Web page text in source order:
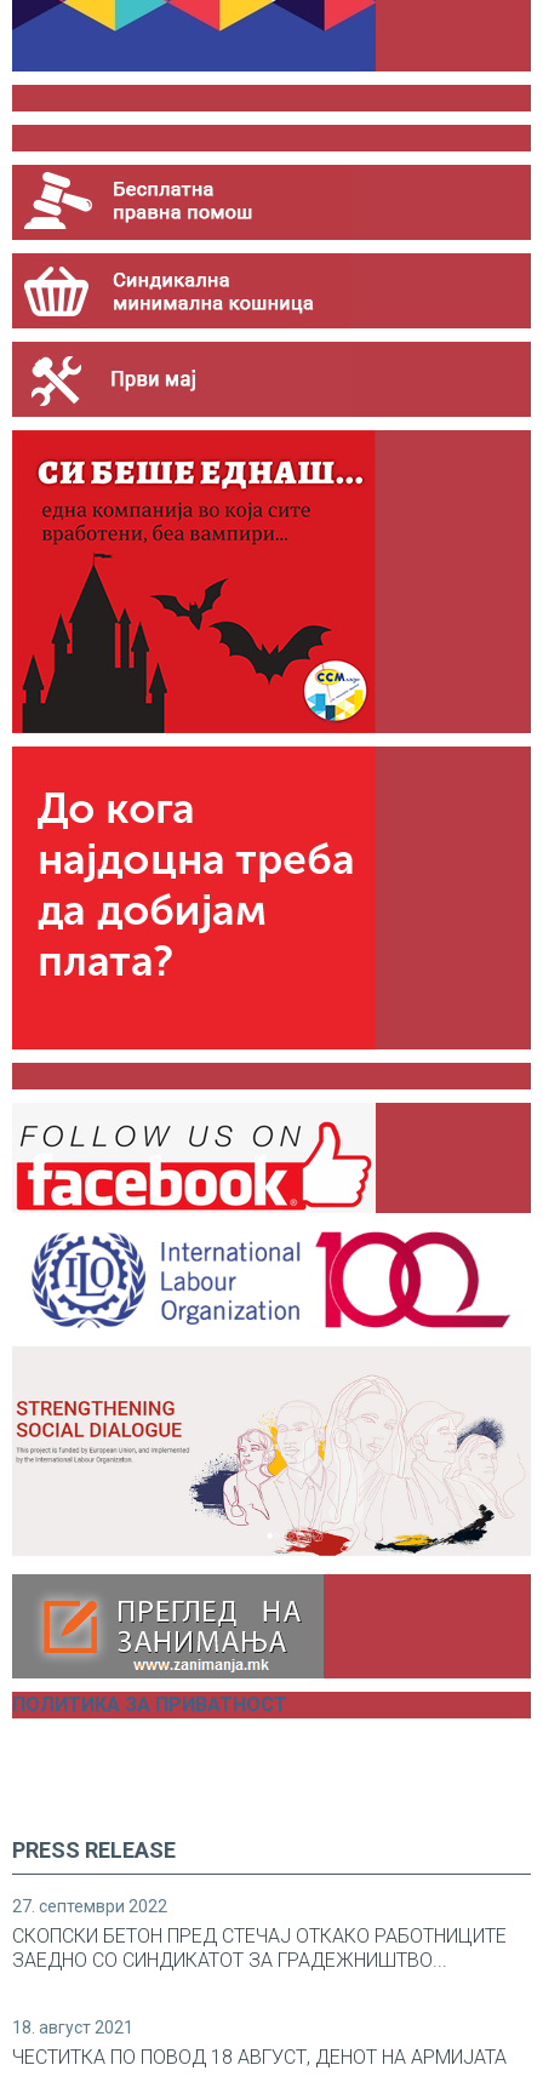
ПОЛИТИКА ЗА ПРИВАТНОСТ
PRESS RELEASE
27. септември 2022
СКОПСКИ БЕТОН ПРЕД СТЕЧАЈ ОТКАКО РАБОТНИЦИТЕ
ЗАЕДНО СО СИНДИКАТОТ ЗА ГРАДЕЖНИШТВО...
18. август 2021
ЧЕСТИТКА ПО ПОВОД 18 АВГУСТ, ДЕНОТ НА АРМИЈАТА